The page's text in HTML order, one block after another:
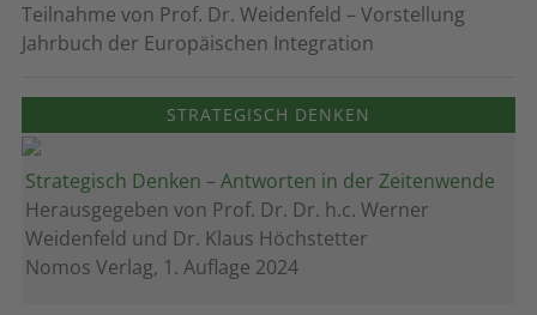
Teilnahme von Prof. Dr. Weidenfeld – Vorstellung
Jahrbuch der Europäischen Integration
STRATEGISCH DENKEN
Strategisch Denken – Antworten in der Zeitenwende
Herausgegeben von Prof. Dr. Dr. h.c. Werner
Weidenfeld und Dr. Klaus Höchstetter
Nomos Verlag, 1. Auflage 2024